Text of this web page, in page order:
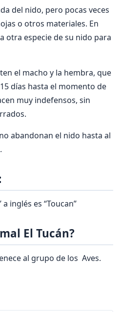
del nido, pero pocas veces
o otros materiales. En
otra especie de su nido para
el macho y la hembra, que
días hasta el momento de
muy indefensos, sin
abandonan el nido hasta al
inglés es “Toucan”
El Tucán?
al grupo de los Aves.